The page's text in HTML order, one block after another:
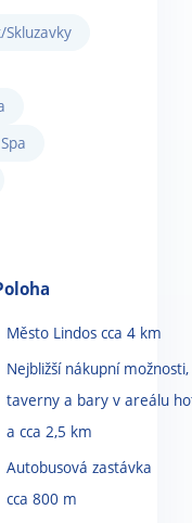
Město Lindos cca 4 km
Nejbližší nákupní možnosti,
taverny a bary v areálu
a cca 2,5 km
Autobusová zastávka
cca 800 m